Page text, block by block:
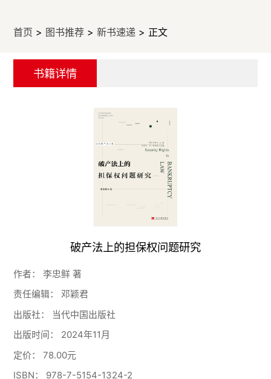
首页 > 图书推荐 >新书速递 > 正文
书籍详情
破产法上的担保权问题研究
作者：
李忠鲜 著
责任编辑：
邓颖君
出版社：
当代中国出版社
出版时间：
2024年11月
定价：
78.00元
ISBN：
978-7-5154-1324-2